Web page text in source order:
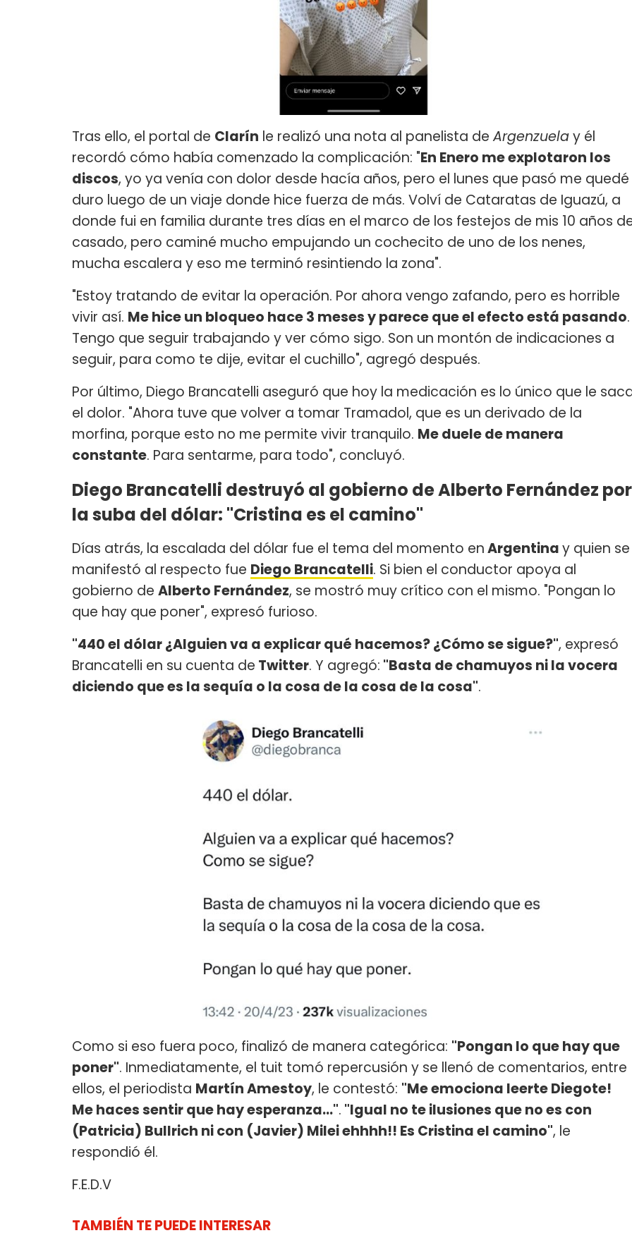
Tras ello, el portal de Clarín le realizó una nota al panelista deArgenzuelay él
recordó cómo había comenzado la complicación: "En Enero me explotaron los
discos, yo ya venía con dolor desde hacía años, pero el lunes que pasó me quedé
duro luego de un viaje donde hice fuerza de más. Volví de Cataratas de Iguazú, a
donde fui en familia durante tres días en el marco de los festejos de mis 10 años
casado, pero caminé mucho empujando un cochecito de uno de los nenes,
mucha escalera y eso me terminó resintiendo la zona".
"Estoy tratando de evitar la operación. Por ahora vengo zafando, pero es horrible
vivir así. Me hice un bloqueo hace 3 meses y parece que el efecto está pasando.
Tengo que seguir trabajando y ver cómo sigo. Son un montón de indicaciones a
seguir, para como te dije, evitar el cuchillo", agregó después.
Por último, Diego Brancatelli aseguró que hoy la medicación es lo único que le
el dolor. "Ahora tuve que volver a tomar Tramadol, que es un derivado de la
morfina, porque esto no me permite vivir tranquilo. Me duele de manera
constante. Para sentarme, para todo", concluyó.
Diego Brancatelli destruyó al gobierno de Alberto Fernández por
la suba del dólar: "Cristina es el camino"
Días atrás, la escalada del dólar fue el tema del momento enArgentinay quien se
manifestó al respecto fue Diego Brancatelli. Si bien el conductor apoya al
gobierno de Alberto Fernández, se mostró muy crítico con el mismo. "Pongan lo
que hay que poner", expresó furioso.
"440 el dólar ¿Alguien va a explicar qué hacemos? ¿Cómo se sigue?", expresó
Brancatelli en su cuenta de Twitter. Y agregó: "Basta de chamuyos ni la vocera
diciendo que es la sequía o la cosa de la cosa de la cosa".
Como si eso fuera poco, finalizó de manera categórica: "Pongan lo que hay que
poner". Inmediatamente, el tuit tomó repercusión y se llenó de comentarios, entre
ellos, el periodista Martín Amestoy, le contestó: "Me emociona leerte Diegote!
Me haces sentir que hay esperanza...". "Igual no te ilusiones que no es con
(Patricia) Bullrich ni con (Javier) Milei ehhhh!! Es Cristina el camino", le
respondió él.
F.E.D.V
TAMBIÉN TE PUEDE INTERESAR